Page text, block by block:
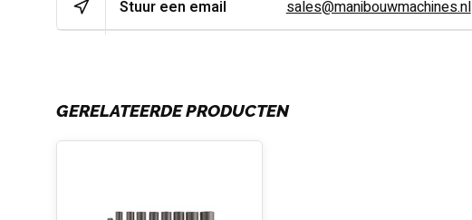
Stuur een email sales@manibouwmachines.nl
GERELATEERDE PRODUCTEN